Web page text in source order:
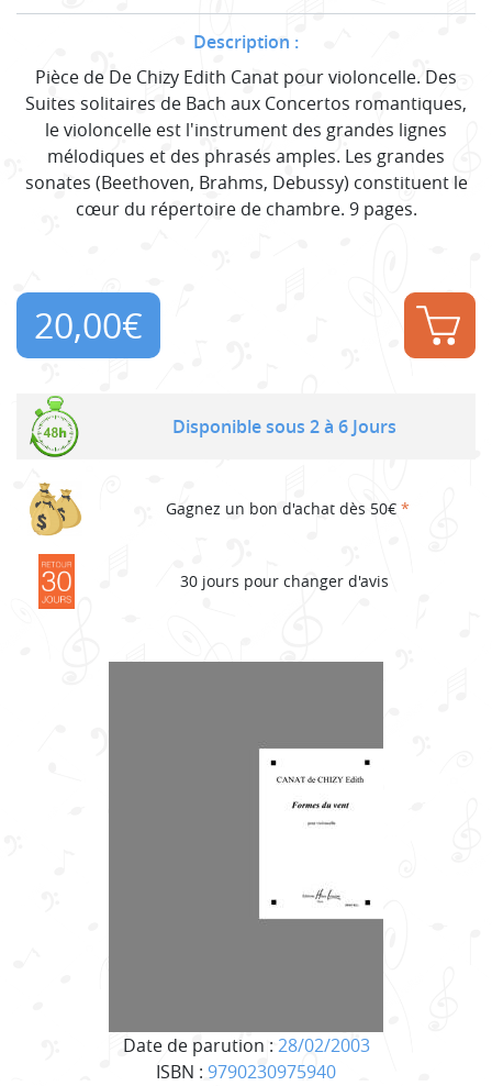
Date de parution : 28/02/2003
ISBN : 9790230975940
Description :
Pièce de De Chizy Edith Canat pour violoncelle. Des
Suites solitaires de Bach aux Concertos romantiques,
le violoncelle est l'instrument des grandes lignes
mélodiques et des phrasés amples. Les grandes
sonates (Beethoven, Brahms, Debussy) constituent le
cœur du répertoire de chambre. 9 pages.
20,00€
Disponible sous 2 à 6 Jours
Gagnez un bon d'achat dès 50€ *
30 jours pour changer d'avis